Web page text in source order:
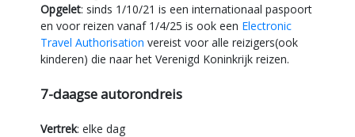
Opgelet: sinds 1/10/21 is een internationaal paspoort
en voor reizen vanaf 1/4/25 is ook een Electronic
Travel Authorisation vereist voor alle reizigers(ook
kinderen) die naar het Verenigd Koninkrijk reizen.
7-daagse autorondreis
Vertrek: elke dag